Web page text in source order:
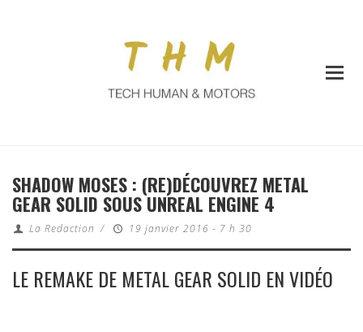
SHADOW MOSES : (RE)DÉCOUVREZ METAL
GEAR SOLID SOUS UNREAL ENGINE 4
La Redaction / 19 janvier 2016 - 7 h 30
LE REMAKE DE METAL GEAR SOLID EN VIDÉO